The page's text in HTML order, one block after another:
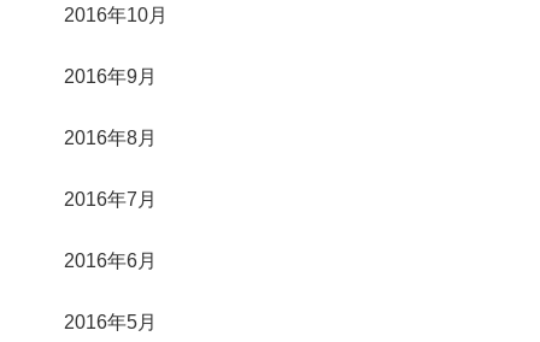
2016年10月
2016年9月
2016年8月
2016年7月
2016年6月
2016年5月